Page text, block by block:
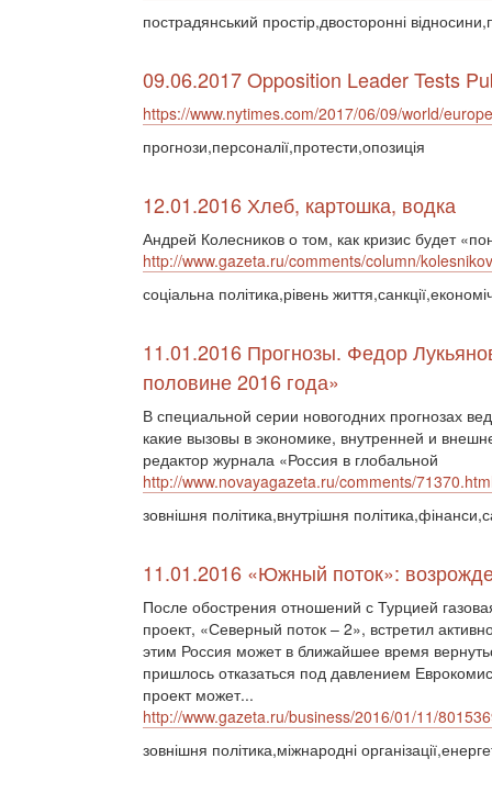
пострадянський простір,двосторонні
09.06.2017 Opposition Leader Tests
https://www.nytimes.com/2017/06/09/world/
прогнози,персоналії,протести,опозиція
12.01.2016 Хлеб, картошка, водка
Андрей Колесников о том, как кризис будет
http://www.gazeta.ru/comments/column/
соціальна політика,рівень
11.01.2016 Прогнозы. Федор
половине 2016 года»
В специальной серии новогодних прогнозах
какие вызовы в экономике, внутренней и
редактор журнала «Россия в глобальной
http://www.novayagazeta.ru/comments/
зовнішня політика,внутрішня
11.01.2016 «Южный поток»:
После обострения отношений с Турцией
проект, «Северный поток – 2», встретил
этим Россия может в ближайшее время
пришлось отказаться под давлением
проект может...
http://www.gazeta.ru/business/2016/01/11/
зовнішня політика,міжнародні